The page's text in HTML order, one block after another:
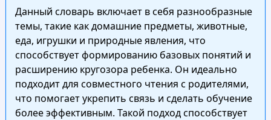
Данный словарь включает в себя разнообразные
темы, такие как домашние предметы, животные,
еда, игрушки и природные явления, что
способствует формированию базовых понятий и
расширению кругозора ребенка. Он идеально
подходит для совместного чтения с родителями,
что помогает укрепить связь и сделать обучение
более эффективным. Такой подход способствует